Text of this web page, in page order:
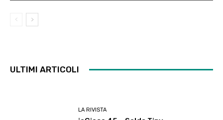
ULTIMI ARTICOLI
LA RIVISTA